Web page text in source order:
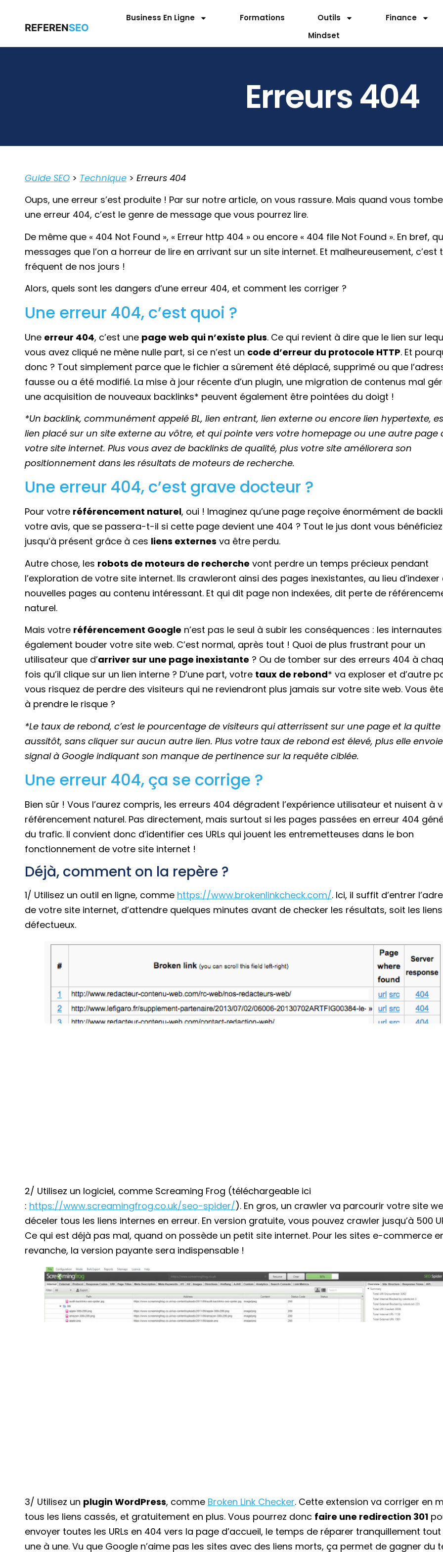
REFERENSEO
Business En Ligne Formations Outils Finance
Mindset
Erreurs 404
Guide SEO > Technique > Erreurs 404
Oups, une erreur s’est produite ! Par sur notre article, on vous rassure. Mais quand vous
une erreur 404, c’est le genre de message que vous pourrez lire.
De même que « 404 Not Found », « Erreur http 404 » ou encore « 404 file Not Found ». En bref,
messages que l’on a horreur de lire en arrivant sur un site internet. Et malheureusement, c’est
fréquent de nos jours !
Alors, quels sont les dangers d’une erreur 404, et comment les corriger ?
Une erreur 404, c’est quoi ?
Une erreur 404, c’est une page web qui n’existe plus. Ce qui revient à dire que le lien sur
vous avez cliqué ne mène nulle part, si ce n’est un code d’erreur du protocole HTTP. Et
donc ? Tout simplement parce que le fichier a sûrement été déplacé, supprimé ou que
fausse ou a été modifié. La mise à jour récente d’un plugin, une migration de contenus mal
une acquisition de nouveaux backlinks* peuvent également être pointées du doigt !
*Un backlink, communément appelé BL, lien entrant, lien externe ou encore lien hypertexte,
lien placé sur un site externe au vôtre, et qui pointe vers votre homepage ou une autre page
votre site internet. Plus vous avez de backlinks de qualité, plus votre site améliorera son
positionnement dans les résultats de moteurs de recherche.
Une erreur 404, c’est grave docteur ?
Pour votre référencement naturel, oui ! Imaginez qu’une page reçoive énormément de
votre avis, que se passera-t-il si cette page devient une 404 ? Tout le jus dont vous bénéficiez
jusqu’à présent grâce à ces liens externes va être perdu.
Autre chose, les robots de moteurs de recherche vont perdre un temps précieux pendant
l’exploration de votre site internet. Ils crawleront ainsi des pages inexistantes, au lieu d’indexer
nouvelles pages au contenu intéressant. Et qui dit page non indexées, dit perte de
naturel.
Mais votre référencement Google n’est pas le seul à subir les conséquences : les
également bouder votre site web. C’est normal, après tout ! Quoi de plus frustrant pour un
utilisateur que d’arriver sur une page inexistante ? Ou de tomber sur des erreurs 404 à
fois qu’il clique sur un lien interne ? D’une part, votre taux de rebond* va exploser et d’autre
vous risquez de perdre des visiteurs qui ne reviendront plus jamais sur votre site web. Vous
à prendre le risque ?
*Le taux de rebond, c’est le pourcentage de visiteurs qui atterrissent sur une page et la quitte
aussitôt, sans cliquer sur aucun autre lien. Plus votre taux de rebond est élevé, plus elle
signal à Google indiquant son manque de pertinence sur la requête ciblée.
Une erreur 404, ça se corrige ?
Bien sûr ! Vous l’aurez compris, les erreurs 404 dégradent l’expérience utilisateur et nuisent à
référencement naturel. Pas directement, mais surtout si les pages passées en erreur 404
du trafic. Il convient donc d’identifier ces URLs qui jouent les entremetteuses dans le bon
fonctionnement de votre site internet !
Déjà, comment on la repère ?
1/ Utilisez un outil en ligne, comme https://www.brokenlinkcheck.com/. Ici, il suffit d’entrer
de votre site internet, d’attendre quelques minutes avant de checker les résultats, soit les liens
défectueux.
2/ Utilisez un logiciel, comme Screaming Frog (téléchargeable ici
: https://www.screamingfrog.co.uk/seo-spider/). En gros, un crawler va parcourir votre site
déceler tous les liens internes en erreur. En version gratuite, vous pouvez crawler jusqu’à 500
Ce qui est déjà pas mal, quand on possède un petit site internet. Pour les sites e-commerce
revanche, la version payante sera indispensable !
3/ Utilisez un plugin WordPress, comme Broken Link Checker. Cette extension va corriger en
tous les liens cassés, et gratuitement en plus. Vous pourrez donc faire une redirection 301
envoyer toutes les URLs en 404 vers la page d’accueil, le temps de réparer tranquillement
une à une. Vu que Google n’aime pas les sites avec des liens morts, ça permet de gagner du